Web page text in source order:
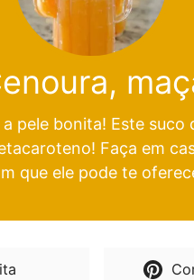
pele bonita! Este suco
Faça em
que ele pode te